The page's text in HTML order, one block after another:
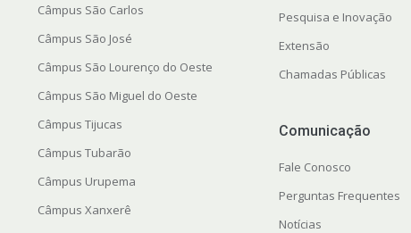
Câmpus São Carlos
Câmpus São José
Câmpus São Lourenço do Oeste
Câmpus São Miguel do Oeste
Câmpus Tijucas
Câmpus Tubarão
Câmpus Urupema
Câmpus Xanxerê
Pesquisa e Inovação
Extensão
Chamadas Públicas
Comunicação
Fale Conosco
Perguntas Frequentes
Notícias